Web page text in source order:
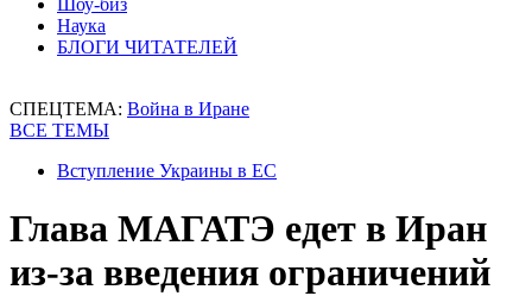
Шоу-биз
Наука
БЛОГИ ЧИТАТЕЛЕЙ
СПЕЦТЕМА: Война в Иране
ВСЕ ТЕМЫ
Вступление Украины в ЕС
Глава МАГАТЭ едет в Иран
из-за введения ограничений